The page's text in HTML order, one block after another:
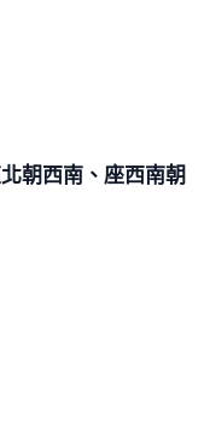
朝西南、座西南朝